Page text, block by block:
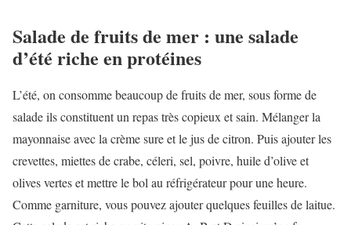
Salade de fruits de mer : une salade
d’été riche en protéines
L’été, on consomme beaucoup de fruits de mer, sous forme de
salade ils constituent un repas très copieux et sain. Mélanger la
mayonnaise avec la crème sure et le jus de citron. Puis ajouter les
crevettes, miettes de crabe, céleri, sel, poivre, huile d’olive et
olives vertes et mettre le bol au réfrigérateur pour une heure.
Comme garniture, vous pouvez ajouter quelques feuilles de laitue.